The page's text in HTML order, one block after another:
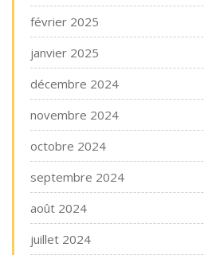
février 2025
janvier 2025
décembre 2024
novembre 2024
octobre 2024
septembre 2024
août 2024
juillet 2024